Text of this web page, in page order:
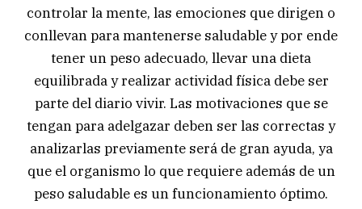
controlar la mente, las emociones que dirigen o
conllevan para mantenerse saludable y por ende
tener un peso adecuado, llevar una dieta
equilibrada y realizar actividad física debe ser
parte del diario vivir. Las motivaciones que se
tengan para adelgazar deben ser las correctas y
analizarlas previamente será de gran ayuda, ya
que el organismo lo que requiere además de un
peso saludable es un funcionamiento óptimo.